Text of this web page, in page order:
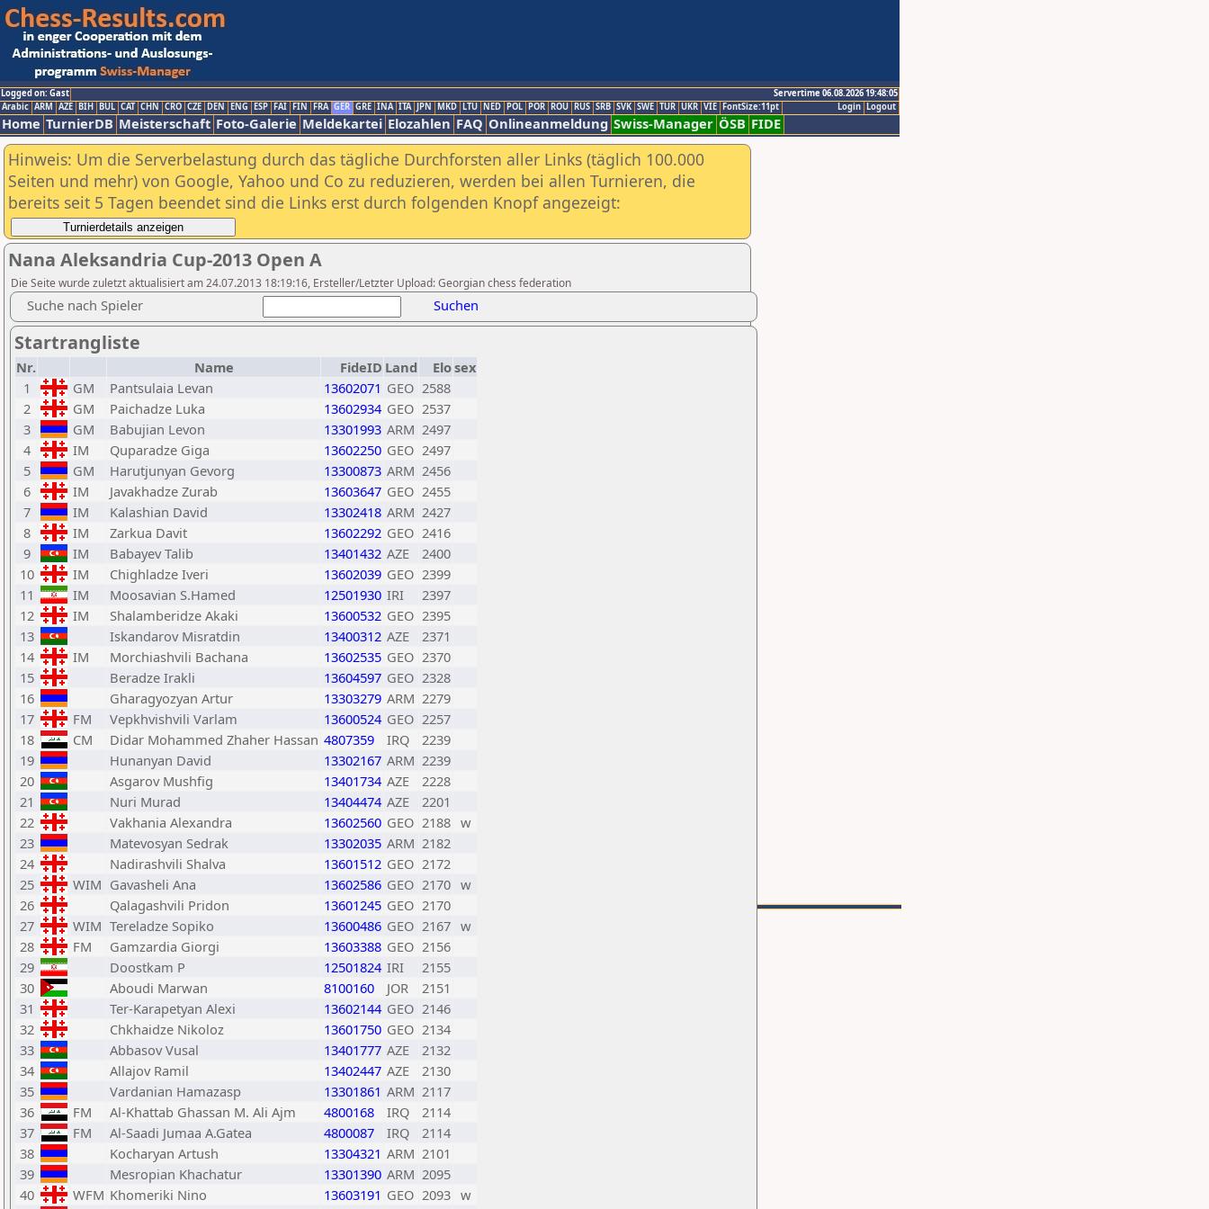
Logged on: Gast
Servertime 06.08.2026 19:48:05
Logout
Login
Arabic ARM AZE BIH BUL CAT CHN CRO CZE DEN ENG ESP FAI FIN FRA GER GRE INA ITA JPN MKD LTU NED POL POR ROU RUS SRB SVK SWE TUR UKR VIE FontSize:11pt
Home TurnierDB Meisterschaft Foto-Galerie Meldekartei Elozahlen FAQ Onlineanmeldung Swiss-Manager ÖSB FIDE
Hinweis: Um die Serverbelastung durch das tägliche Durchforsten aller Links (täglich 100.000
Seiten und mehr) von Google, Yahoo und Co zu reduzieren, werden bei allen Turnieren, die
bereits seit 5 Tagen beendet sind die Links erst durch folgenden Knopf angezeigt:
Nana Aleksandria Cup-2013 Open A
Die Seite wurde zuletzt aktualisiert am 24.07.2013 18:19:16, Ersteller/Letzter Upload: Georgian chess federation
Suche nach Spieler Suchen
Startrangliste
Nr. Name FideID Land Elosex
1
GM Pantsulaia Levan 13602071 GEO 2588
2
GM Paichadze Luka 13602934 GEO 2537
3
GM Babujian Levon 13301993 ARM 2497
4
IM Quparadze Giga 13602250 GEO 2497
5
GM Harutjunyan Gevorg 13300873 ARM 2456
6
IM Javakhadze Zurab 13603647 GEO 2455
7
IM Kalashian David 13302418 ARM 2427
8
IM Zarkua Davit 13602292 GEO 2416
9
IM Babayev Talib 13401432 AZE
2400
10
IM Chighladze Iveri 13602039 GEO 2399
11
IM Moosavian S.Hamed 12501930 IRI
2397
12
IM Shalamberidze Akaki 13600532 GEO 2395
13
Iskandarov Misratdin 13400312 AZE
2371
14
IM Morchiashvili Bachana 13602535 GEO 2370
15
Beradze Irakli 13604597 GEO 2328
16
Gharagyozyan Artur 13303279 ARM 2279
17
FM Vepkhvishvili Varlam 13600524 GEO 2257
18
CM Didar Mohammed Zhaher Hassan 4807359 IRQ
2239
19
Hunanyan David 13302167 ARM 2239
20
Asgarov Mushfig 13401734 AZE
2228
21
Nuri Murad 13404474 AZE
2201
22
Vakhania Alexandra 13602560 GEO 2188 w
23
Matevosyan Sedrak 13302035 ARM 2182
24
Nadirashvili Shalva 13601512 GEO 2172
25
WIM Gavasheli Ana 13602586 GEO 2170 w
26
Qalagashvili Pridon 13601245 GEO 2170
27
WIM Tereladze Sopiko 13600486 GEO 2167 w
28
FM Gamzardia Giorgi 13603388 GEO 2156
29
Doostkam P 12501824 IRI
2155
30
Aboudi Marwan 8100160 JOR
2151
31
Ter-Karapetyan Alexi 13602144 GEO 2146
32
Chkhaidze Nikoloz 13601750 GEO 2134
33
Abbasov Vusal 13401777 AZE
2132
34
Allajov Ramil 13402447 AZE
2130
35
Vardanian Hamazasp 13301861 ARM 2117
36
FM Al-Khattab Ghassan M. Ali Ajm 4800168 IRQ
2114
37
FM Al-Saadi Jumaa A.Gatea 4800087 IRQ
2114
38
Kocharyan Artush 13304321 ARM 2101
39
Mesropian Khachatur 13301390 ARM 2095
40
WFM Khomeriki Nino 13603191 GEO 2093 w